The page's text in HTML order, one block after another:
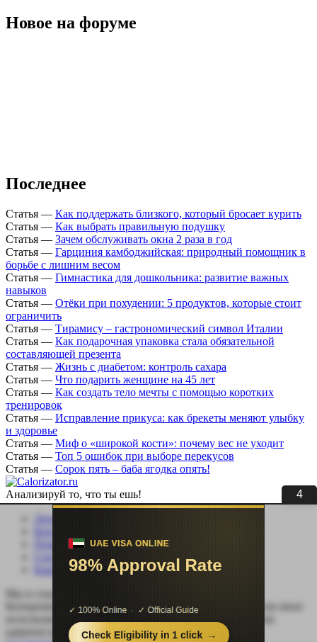
3
Новое на форуме
Последнее
Статья — Как поддержать близкого, который бросает курить
Статья — Как выбрать правильную подушку
Статья — Зачем обслуживать окна 2 раза в год
Статья — Гарциния камбоджийская: природный помощник в
борьбе с лишним весом
Статья — Гимнастика для дошкольника: развитие важных
навыков
Статья — Отёки при похудении: 5 продуктов, которые стоит
ограничить
Статья — Тирамису – гастрономический символ Италии
Статья — Как подарочная упаковка стала обязательной
составляющей презента
Статья — Жизнь с диабетом: контроль сахара
Статья — Что подарить женщине на 45 лет
Статья — Как создать тело мечты с помощью коротких
тренировок
Статья — Исправление прикуса: как брекеты меняют улыбку
и здоровье
Статья — Миф о «широкой кости»: почему вес не уходит
Статья — Топ 5 ошибок при выборе перекусов
Статья — Сорок пять – баба ягодка опять!
Анализируй то, что ты ешь!
Личный кабинет
Помощь сайту
Соцсети
Карта сайта
Мы в социальных сетях:
Копирование, перепечатка (целиком или частично) или иное
администрации сайта Calorizator.ru не допускается.